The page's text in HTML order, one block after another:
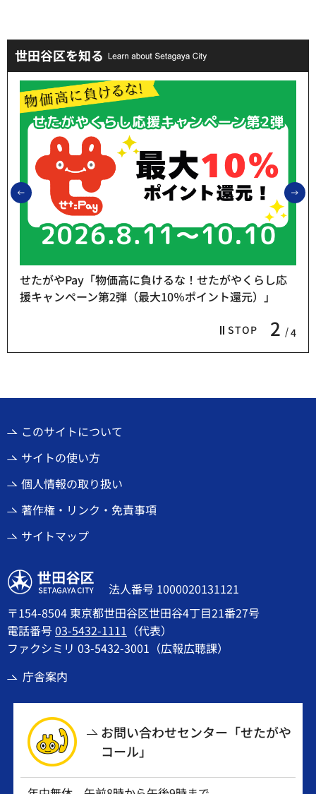
世田谷区を知る
前のスライドを表示
STOP 2 4
せたがやPay「物価高に負けるな！せたがやくらし応
援キャンペーン第2弾（最大10％ポイント還元）」
このサイトについて
サイトの使い方
個人情報の取り扱い
著作権・リンク・免責事項
サイトマップ
世田谷区
法人番号 1000020131121
〒154-8504 東京都世田谷区世田谷4丁目21番27号
電話番号03-5432-1111 （代表）
ファクシミリ 03-5432-3001（広報広聴課）
庁舎案内
お問い合わせセンター「せたがや
コール」